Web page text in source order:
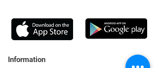
Information